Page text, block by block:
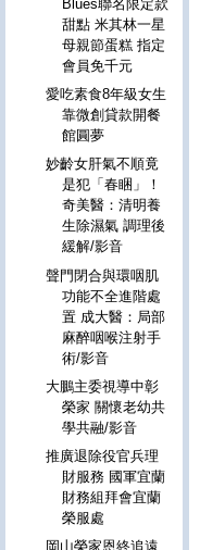
Blues聯名限定款
甜點 米其林一星
母親節蛋糕 指定
會員免千元
愛吃素食8年級女生
靠微創貸款開餐
館圓夢
妙齡女肝氣不順竟
是犯「春睏」！
奇美醫：清明養
生除濕氣 調理後
緩解/影音
聲門閉合與環咽肌
功能不全進階處
置 成大醫：局部
麻醉咽喉注射手
術/影音
大鵬主委視導中彰
榮家 關懷老幼共
學共融/影音
推廣退除役官兵理
財服務 國軍宜蘭
財務組拜會宜蘭
榮服處
岡山榮家恩終追遠